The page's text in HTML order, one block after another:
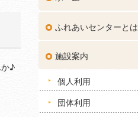
か♪
ふれあいセンターとは
施設案内
個人利用
団体利用